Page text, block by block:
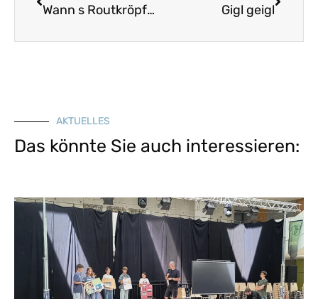
Wann s Routkröpferl schreit Gigl geigl
AKTUELLES
Das könnte Sie auch interessieren: